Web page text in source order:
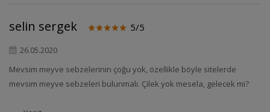
selin sergek 5/5
26.05.2020
Mevsim meyve sebzelerinin çoğu yok, özellikle böyle sitelerde
mevsim meyve sebzeleri bulunmalı. Çilek yok mesela, gelecek mi?